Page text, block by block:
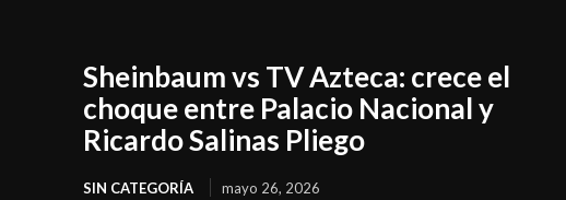
Sheinbaum vs TV Azteca: crece el
choque entre Palacio Nacional y
Ricardo Salinas Pliego
SIN CATEGORÍA mayo 26, 2026